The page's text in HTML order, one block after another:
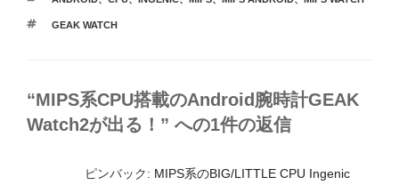
ゴ
タ
GEAK WATCH
“MIPS系CPU搭載のAndroid腕時計GEAK
Watch2が出る！” への1件の返信
ピンバック: MIPS系のBIG/LITTLE CPU Ingenic